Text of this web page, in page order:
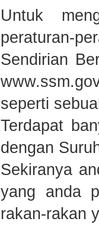
Untuk
peraturan-
Sendirian
seperti
Terdapat
dengan
Sekiranya
yang anda
rakan-rakan